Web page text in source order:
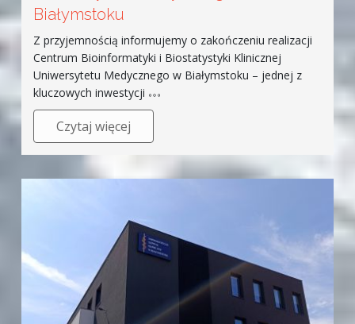
Białymstoku
Z przyjemnością informujemy o zakończeniu realizacji
Centrum Bioinformatyki i Biostatystyki Klinicznej
Uniwersytetu Medycznego w Białymstoku – jednej z
kluczowych inwestycji
Czytaj więcej